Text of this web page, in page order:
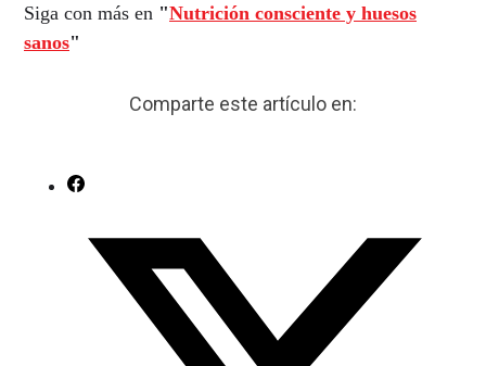
Siga con más en "Nutrición consciente y huesos
sanos"
Comparte este artículo en: